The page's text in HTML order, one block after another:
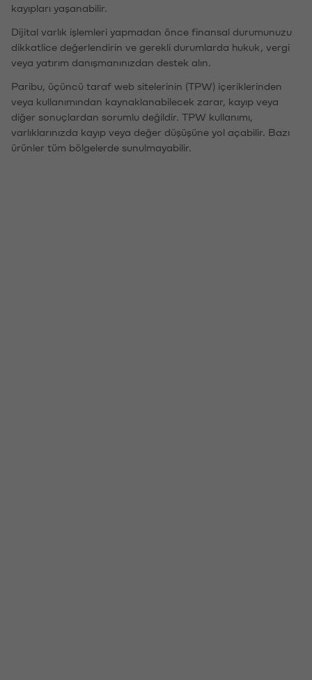
kayıpları yaşanabilir.
Dijital varlık işlemleri yapmadan önce finansal durumunuzu
dikkatlice değerlendirin ve gerekli durumlarda hukuk, vergi
veya yatırım danışmanınızdan destek alın.
Paribu, üçüncü taraf web sitelerinin (TPW) içeriklerinden
veya kullanımından kaynaklanabilecek zarar, kayıp veya
diğer sonuçlardan sorumlu değildir. TPW kullanımı,
varlıklarınızda kayıp veya değer düşüşüne yol açabilir. Bazı
ürünler tüm bölgelerde sunulmayabilir.